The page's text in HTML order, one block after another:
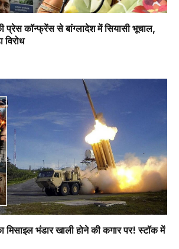
प्रेस कॉन्फ्रेंस से बांग्लादेश में सियासी भूचाल,
मिसाइल भंडार खाली होने की कगार पर! स्टॉक में